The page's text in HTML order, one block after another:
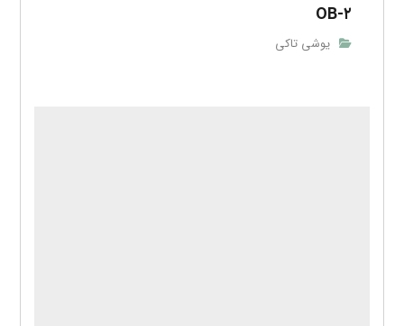
OB-۲
یوشی تاکی